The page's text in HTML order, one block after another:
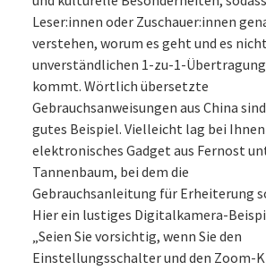
Leser:innen oder Zuschauer:innen
verstehen, worum es geht und es
unverständlichen 1-zu-1-
kommt. Wörtlich übersetzte
Gebrauchsanweisungen aus China
gutes Beispiel. Vielleicht lag bei
elektronisches Gadget aus Fernost
Tannenbaum, bei dem die
Gebrauchsanleitung für Erheiterung
Hier ein lustiges Digitalkamera-
„Seien Sie vorsichtig, wenn Sie den
Einstellungsschalter und den Zoom-